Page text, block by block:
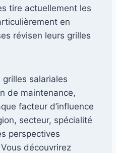
tire actuellement les
en
révisen leurs grilles
salariales
de maintenance,
facteur d’influence
secteur, spécialité
perspectives
découvrirez